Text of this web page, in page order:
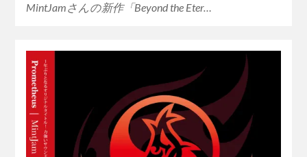
MintJamさんの新作「Beyond the Eter…